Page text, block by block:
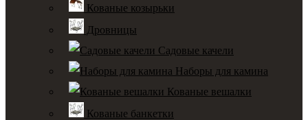
Кованые козырьки
Дровницы
Садовые качели
Наборы для камина
Кованые вешалки
Кованые банкетки